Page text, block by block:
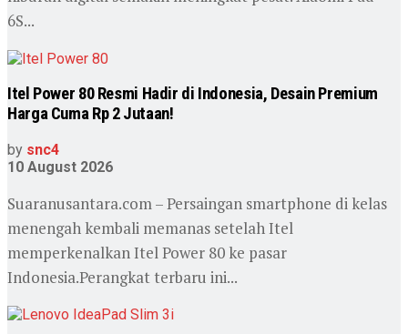
6S...
Itel Power 80 Resmi Hadir di Indonesia, Desain Premium
Harga Cuma Rp 2 Jutaan!
by snc4
10 August 2026
Suaranusantara.com – Persaingan smartphone di kelas
menengah kembali memanas setelah Itel
memperkenalkan Itel Power 80 ke pasar
Indonesia.Perangkat terbaru ini...